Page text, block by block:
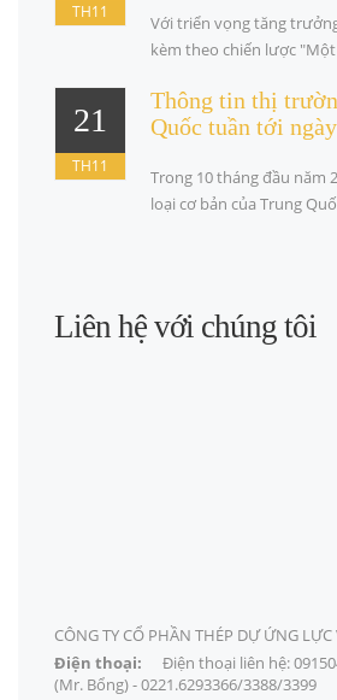
TH11
Với triển vọng tăng
kèm theo chiến lược
21
TH11
Thông tin thị
Quốc tuần tới
Trong 10 tháng đầu năm
loại cơ bản của Trung
Liên hệ với chúng tôi
CÔNG TY CỔ PHẦN THÉP DỰ ỨNG LỰC
Điện thoại:
Điện thoại liên hệ:
(Mr. Bổng) - 0221.6293366/3388/3399